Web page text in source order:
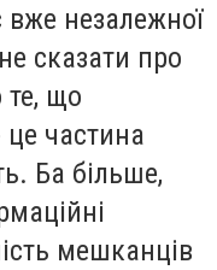
незалежної
сказати про
те, що
частина
Ба більше,
мешканців